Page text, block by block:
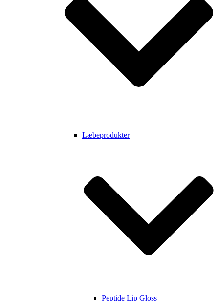
Læbeprodukter
Peptide Lip Gloss